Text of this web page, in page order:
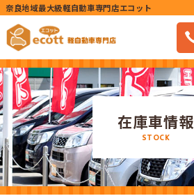
奈良地域最大級軽自動車専門店エコット
在庫車情報
STOCK